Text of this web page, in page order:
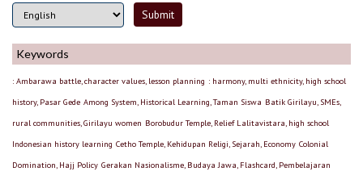
Keywords
: Ambarawa battle, character values, lesson planning : harmony, multi ethnicity, high school
history, Pasar Gede Among System, Historical Learning, Taman Siswa Batik Girilayu, SMEs,
rural communities, Girilayu women Borobudur Temple, Relief Lalitavistara, high school
Indonesian history learning Cetho Temple, Kehidupan Religi, Sejarah, Economy Colonial
Domination, Hajj Policy Gerakan Nasionalisme, Budaya Jawa, Flashcard, Pembelajaran